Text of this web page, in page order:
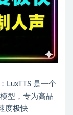
LuxTTS 是一个
型，专为高品
度极快